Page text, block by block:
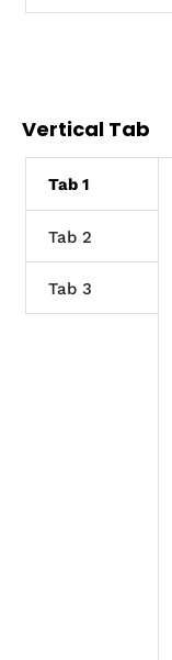
Vertical Tab
Tab 1
Tab 2
Tab 3